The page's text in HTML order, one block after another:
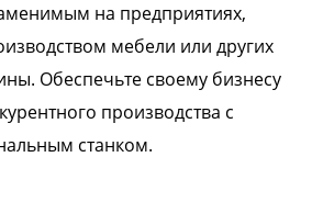
на предприятиях,
мебели или других
Обеспечьте своему бизнесу
производства с
станком.